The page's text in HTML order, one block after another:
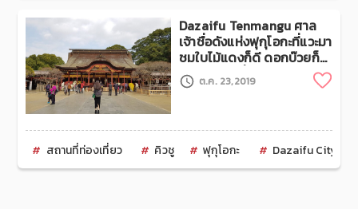
Dazaifu Tenmangu ศาล
เจ้าชื่อดังแห่งฟุกุโอกะที่แวะมา
ชมใบไม้แดงก็ดี ดอกบ๊วยก็
งาม ขอพรเรื่องเรียนก็ชนะ
เลิศ ต.ค. 23,2019
สถานที่ท่องเที่ยว คิวชู ฟุกุโอกะ Dazaifu City